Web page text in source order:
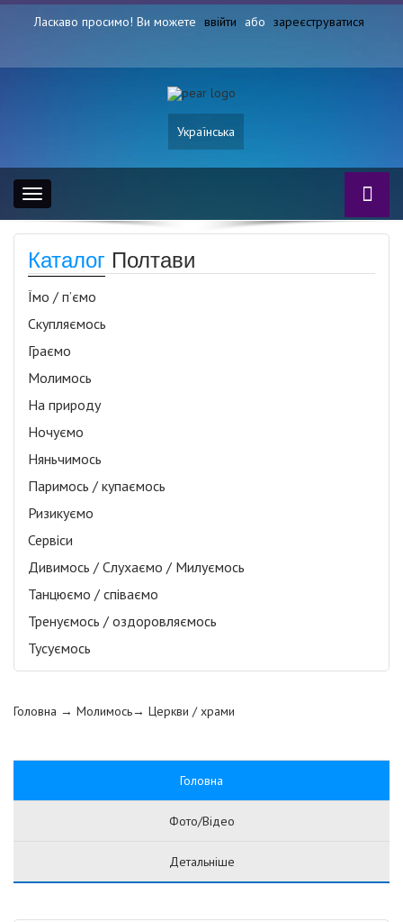
Ласкаво просимо! Ви можете ввійти або зареєструватися
Українська
Toggle
navigation
Каталог Полтави
Їмо / п’ємо
Скупляємось
Граємо
Молимось
На природу
Ночуємо
Няньчимось
Паримось / купаємось
Ризикуємо
Сервіси
Дивимось / Слухаємо / Милуємось
Танцюємо / співаємо
Тренуємось / оздоровляємось
Тусуємось
Головна → Молимось→ Церкви / храми
Головна
Фото/Відео
Детальніше